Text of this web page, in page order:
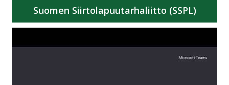
Suomen Siirtolapuutarhaliitto (SSPL)